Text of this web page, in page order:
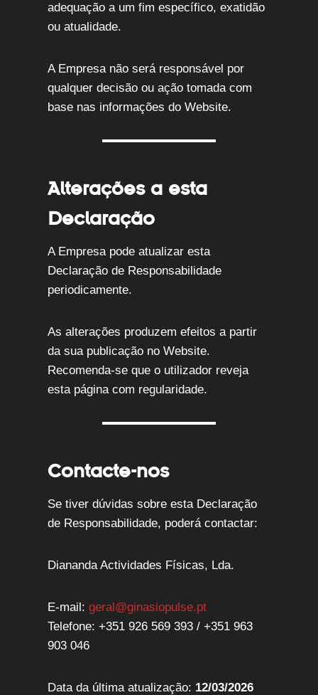
adequação a um fim específico, exatidão
ou atualidade.
A Empresa não será responsável por
qualquer decisão ou ação tomada com
base nas informações do Website.
Alterações a esta
Declaração
A Empresa pode atualizar esta
Declaração de Responsabilidade
periodicamente.
As alterações produzem efeitos a partir
da sua publicação no Website.
Recomenda-se que o utilizador reveja
esta página com regularidade.
Contacte-nos
Se tiver dúvidas sobre esta Declaração
de Responsabilidade, poderá contactar:
Diananda Actividades Físicas, Lda.
E-mail:geral@ginasiopulse.pt
Telefone: +351 926 569 393 / +351 963
903 046
Data da última atualização: 12/03/2026